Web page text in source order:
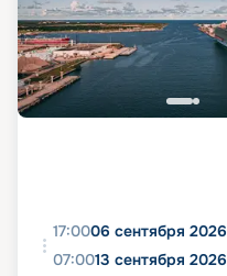
17:0006 сентября 2026
07:0013 сентября 2026